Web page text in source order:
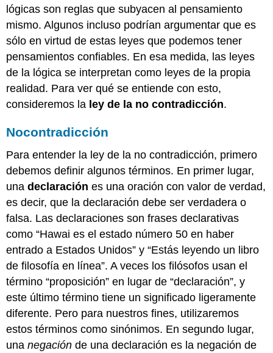
lógicas son reglas que subyacen al pensamiento
mismo. Algunos incluso podrían argumentar que es
sólo en virtud de estas leyes que podemos tener
pensamientos confiables. En esa medida, las leyes
de la lógica se interpretan como leyes de la propia
realidad. Para ver qué se entiende con esto,
consideremos la ley de la no contradicción.
Nocontradicción
Para entender la ley de la no contradicción, primero
debemos definir algunos términos. En primer lugar,
unadeclaración es una oración con valor de verdad,
es decir, que la declaración debe ser verdadera o
falsa. Las declaraciones son frases declarativas
como “Hawai es el estado número 50 en haber
entrado a Estados Unidos” y “Estás leyendo un libro
de filosofía en línea”. A veces los filósofos usan el
término “proposición” en lugar de “declaración”, y
este último término tiene un significado ligeramente
diferente. Pero para nuestros fines, utilizaremos
estos términos como sinónimos. En segundo lugar,
unanegación de una declaración es la negación de